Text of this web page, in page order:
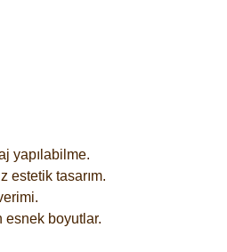
yapılabilme.
estetik tasarım.
esnek boyutlar.